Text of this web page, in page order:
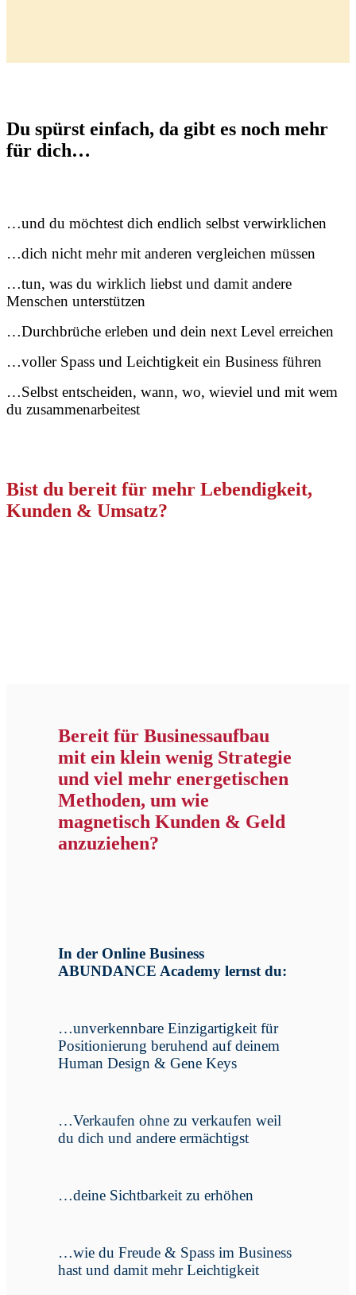
Du spürst einfach, da gibt es noch mehr
für dich…
…und du möchtest dich endlich selbst verwirklichen
…dich nicht mehr mit anderen vergleichen müssen
…tun, was du wirklich liebst und damit andere
Menschen unterstützen
…Durchbrüche erleben und dein next Level erreichen
…voller Spass und Leichtigkeit ein Business führen
…Selbst entscheiden, wann, wo, wieviel und mit wem
du zusammenarbeitest
Bist du bereit für mehr Lebendigkeit,
Kunden & Umsatz?
Bereit für Businessaufbau
mit ein klein wenig Strategie
und viel mehr energetischen
Methoden, um wie
magnetisch Kunden & Geld
anzuziehen?
In der Online Business
ABUNDANCE Academy lernst du:
…unverkennbare Einzigartigkeit für
Positionierung beruhend auf deinem
Human Design & Gene Keys
…Verkaufen ohne zu verkaufen weil
du dich und andere ermächtigst
…deine Sichtbarkeit zu erhöhen
…wie du Freude & Spass im Business
hast und damit mehr Leichtigkeit